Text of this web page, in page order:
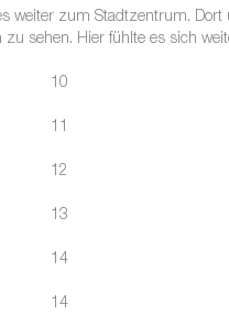
weiter zum Stadtzentrum. Dort
zu sehen. Hier fühlte es sich
10
11
12
13
14
14